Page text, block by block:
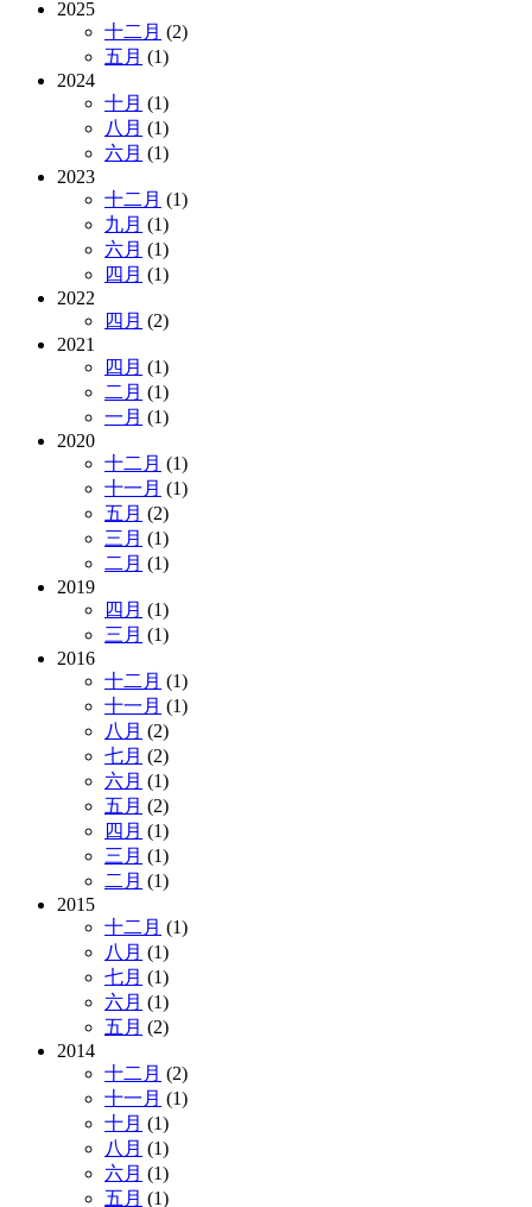
2025
十二月 (2)
五月 (1)
2024
十月 (1)
八月 (1)
六月 (1)
2023
十二月 (1)
九月 (1)
六月 (1)
四月 (1)
2022
四月 (2)
2021
四月 (1)
二月 (1)
一月 (1)
2020
十二月 (1)
十一月 (1)
五月 (2)
三月 (1)
二月 (1)
2019
四月 (1)
三月 (1)
2016
十二月 (1)
十一月 (1)
八月 (2)
七月 (2)
六月 (1)
五月 (2)
四月 (1)
三月 (1)
二月 (1)
2015
十二月 (1)
八月 (1)
七月 (1)
六月 (1)
五月 (2)
2014
十二月 (2)
十一月 (1)
十月 (1)
八月 (1)
六月 (1)
五月 (1)